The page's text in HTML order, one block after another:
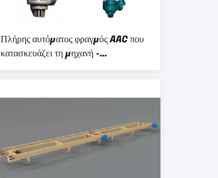
Πλήρης αυτόματος φραγμός AAC που
κατασκευάζει τη μηχανή -
Cantilever τύπος ενιαίο στάδιο